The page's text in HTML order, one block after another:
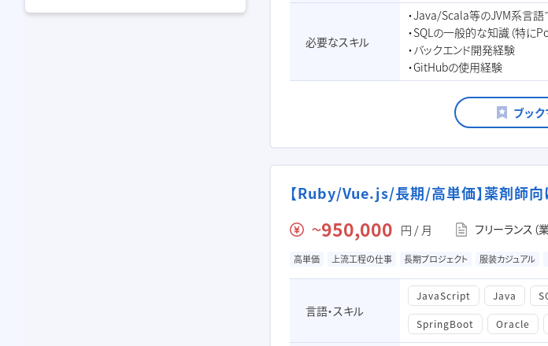
スタートアップ
若手歓迎
必要なスキル
・Java/Scala等のJVM系言語
・SQLの一般的な知識（特に
・バックエンド開発経験
・GitHubの使用経験
【Ruby/Vue.js/長期/高単価】薬剤師向
〜950,000 円 / 月 フリーランス（
高単価 上流工程の仕事 長期プロジェクト 服装カジュアル
言語・スキル
JavaScript Java
SpringBoot Oracle